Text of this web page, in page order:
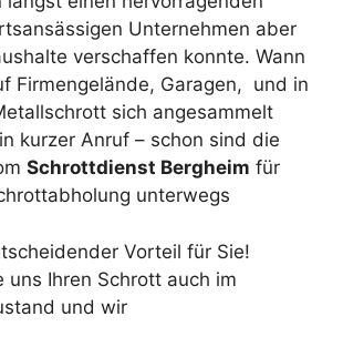
Unternehmen aber
verschaffen konnte. Wann
Firmengelände, Garagen, und in
sich angesammelt
kurzer Anruf – schon sind die
Schrottdienst Bergheim für
unterwegs
Vorteil für Sie!
uns Ihren Schrott auch im
und wir